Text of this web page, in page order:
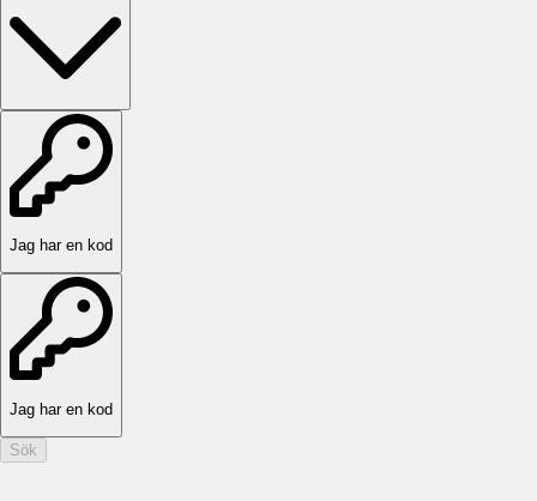
Jag har en kod
Jag har en kod
Sök